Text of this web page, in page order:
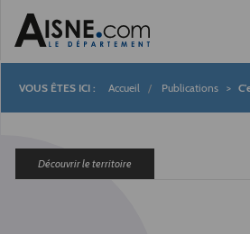
Fil
d'Ariane
Accueil Publications
Découvrir le territoire